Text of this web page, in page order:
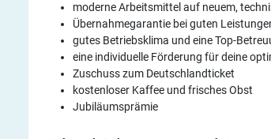
moderne Arbeitsmittel auf neuem,
Übernahmegarantie bei guten
gutes Betriebsklima und eine Top-
eine individuelle Förderung für deine
Zuschuss zum Deutschlandticket
kostenloser Kaffee und frisches Obst
Jubiläumsprämie